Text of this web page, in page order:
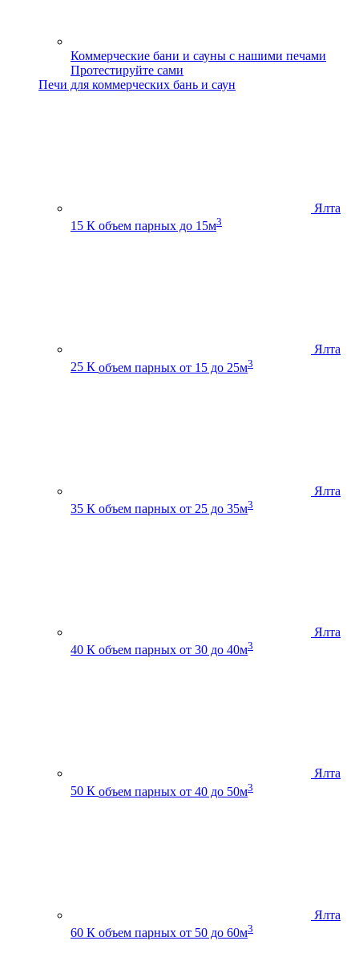
Коммерческие бани и сауны с нашими печами
Протестируйте сами
Печи для коммерческих бань и саун
Ялта
15 К объем парных до 15м3
Ялта
25 К объем парных от 15 до 25м3
Ялта
35 К объем парных от 25 до 35м3
Ялта
40 К объем парных от 30 до 40м3
Ялта
50 К объем парных от 40 до 50м3
Ялта
60 К объем парных от 50 до 60м3